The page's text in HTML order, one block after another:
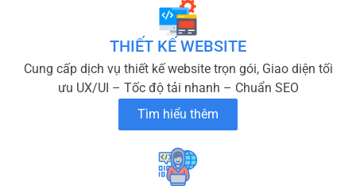
THIẾT KẾ WEBSITE
Cung cấp dịch vụ thiết kế website trọn gói, Giao diện tối
ưu UX/UI – Tốc độ tải nhanh – Chuẩn SEO
Tìm hiểu thêm